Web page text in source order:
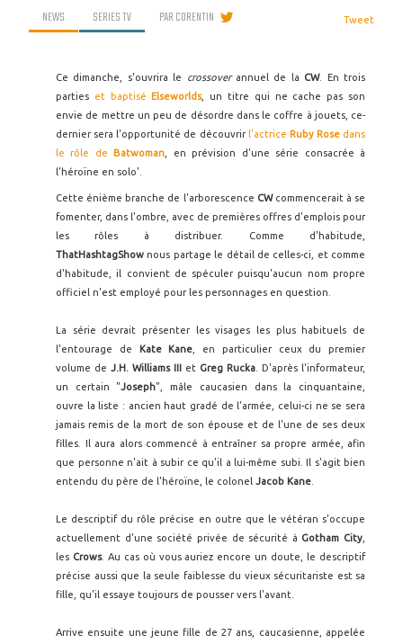
NEWS SERIES TV PARCORENTIN Tweet
Ce dimanche, s'ouvrira le crossoverannuel de la CW. En trois
parties et baptisé Elseworlds, un titre qui ne cache pas son
envie de mettre un peu de désordre dans le coffre à jouets, ce-
dernier sera l'opportunité de découvrir l'actrice Ruby Rosedans
le rôle deBatwoman , en prévision d'une série consacrée à
l'héroïne en solo'.
Cette énième branche de l'arborescence CWcommencerait à se
fomenter, dans l'ombre, avec de premières offres d'emplois pour
les rôles à distribuer. Comme d'habitude,
ThatHashtagShow nous partage le détail de celles-ci, et comme
d'habitude, il convient de spéculer puisqu'aucun nom propre
officiel n'est employé pour les personnages en question.
La série devrait présenter les visages les plus habituels de
l'entourage de
Kate Kane , en particulier ceux du premier
volume de J.H. Williams III et Greg Rucka . D'après l'informateur,
un certain "Joseph", mâle caucasien dans la cinquantaine,
ouvre la liste : ancien haut gradé de l'armée, celui-ci ne se sera
jamais remis de la mort de son épouse et de l'une de ses deux
filles. Il aura alors commencé à entraîner sa propre armée, afin
que personne n'ait à subir ce qu'il a lui-même subi. Il s'agit bien
entendu du père de l'héroïne, le colonel Jacob Kane
Le descriptif du rôle précise en outre que le vétéran s'occupe
actuellement d'une société privée de sécurité à Gotham City
les Crows. Au cas où vous auriez encore un doute, le descriptif
précise aussi que la seule faiblesse du vieux sécuritariste est sa
fille, qu'il essaye toujours de pousser vers l'avant.
Arrive ensuite une jeune fille de 27 ans, caucasienne, appelée